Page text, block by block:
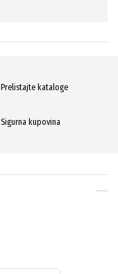
Prelistajte kataloge
Sigurna kupovina